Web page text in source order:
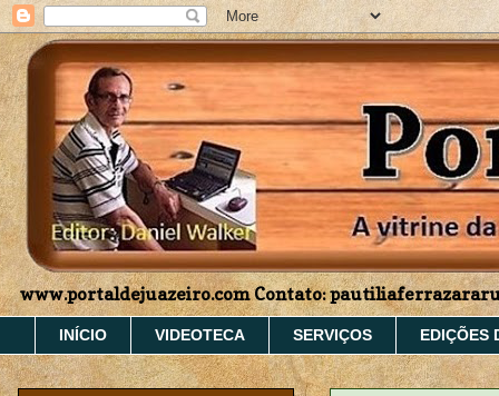
www.portaldejuazeiro.com Contato:
INÍCIO VIDEOTECA SERVIÇOS EDIÇÕES